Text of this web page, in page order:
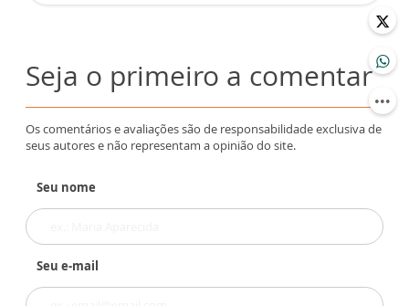
Seja o primeiro a comentar
Os comentários e avaliações são de responsabilidade exclusiva de
seus autores e não representam a opinião do site.
Seu nome
Seu e-mail